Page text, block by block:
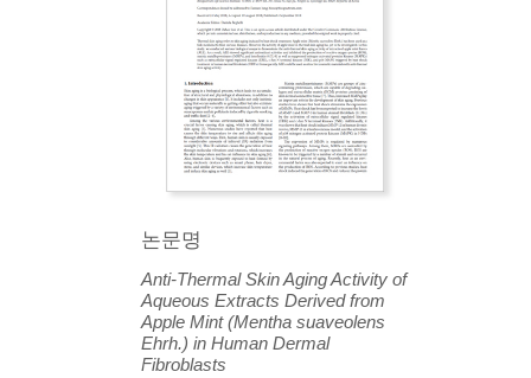
논문명
Anti-Thermal Skin Aging Activity of
Aqueous Extracts Derived from
Apple Mint (Mentha suaveolens
Ehrh.) in Human Dermal
Fibroblasts